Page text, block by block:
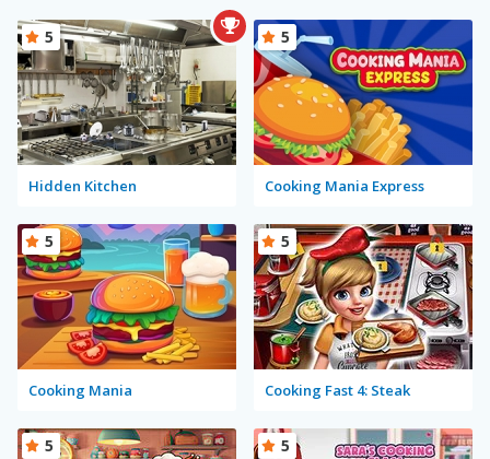
Hidden Kitchen
5
Cooking Mania Express
5
Cooking Mania
5
Cooking Fast 4: Steak
5
5 5